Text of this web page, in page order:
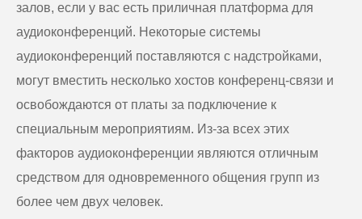
залов, если у вас есть приличная платформа для
аудиоконференций. Некоторые системы
аудиоконференций поставляются с надстройками,
могут вместить несколько хостов конференц-связи и
освобождаются от платы за подключение к
специальным мероприятиям. Из-за всех этих
факторов аудиоконференции являются отличным
средством для одновременного общения групп из
более чем двух человек.